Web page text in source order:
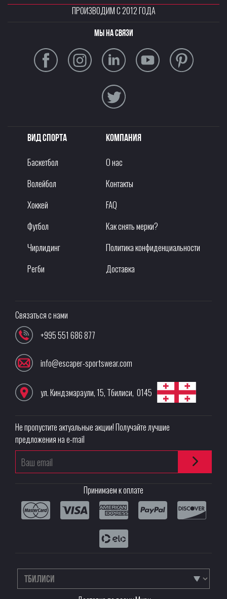
ПРОИЗВОДИМ С 2012 ГОДА
Мы на связи
Вид спорта
Баскетбол
Волейбол
Хоккей
Футбол
Чирлидинг
Регби
Компания
О нас
Контакты
FAQ
Как снять мерки?
Политика конфиденциальности
Доставка
Связаться с нами
+995 551 686 877
info@escaper-sportswear.com
ул. Киндзмараули, 15, Тбилиси, 0145
Не пропустите актуальные акции! Получайте лучшие
предложения на e-mail
Принимаем к оплате